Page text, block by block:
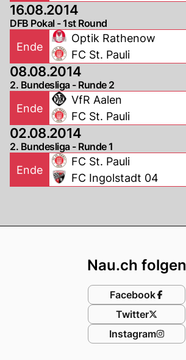
16.08.2014
DFB Pokal - 1st Round
Ende
Optik Rathenow
FC St. Pauli
08.08.2014
2. Bundesliga - Runde 2
Ende
VfR Aalen
FC St. Pauli
02.08.2014
2. Bundesliga - Runde 1
Ende
FC St. Pauli
FC Ingolstadt 04
Nau.ch folgen
Facebook
Twitter
Instagram